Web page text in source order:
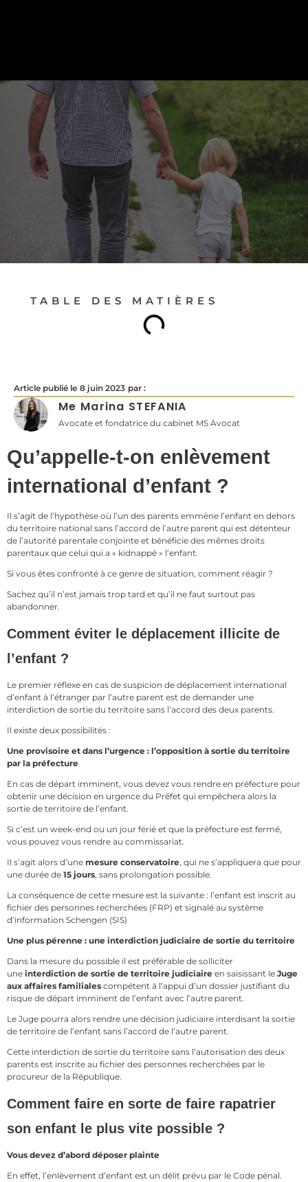
Article publié le 8 juin 2023 par :
Me Marina STEFANIA
Avocate et fondatrice du cabinet MS Avocat
Qu’appelle-t-on enlèvement
international d’enfant ?
Il s’agit de l’hypothèse où l’un des parents emmène l’enfant en dehors
du territoire national sans l’accord de l’autre parent qui est détenteur
de l’autorité parentale conjointe et bénéficie des mêmes droits
parentaux que celui qui a « kidnappé » l’enfant.
Si vous êtes confronté à ce genre de situation, comment réagir ?
Sachez qu’il n’est jamais trop tard et qu’il ne faut surtout pas
abandonner.
Comment éviter le déplacement illicite de
l’enfant ?
Le premier réflexe en cas de suspicion de déplacement international
d’enfant à l’étranger par l’autre parent est de demander une
interdiction de sortie du territoire sans l’accord des deux parents.
Il existe deux possibilités :
Une provisoire et dans l’urgence : l’opposition à sortie du territoire
par la préfecture
En cas de départ imminent, vous devez vous rendre en préfecture pour
obtenir une décision en urgence du Préfet qui empêchera alors la
sortie de territoire de l’enfant.
Si c’est un week-end ou un jour férié et que la préfecture est fermé,
vous pouvez vous rendre au commissariat.
Il s’agit alors d’une mesure conservatoire, qui ne s’appliquera que pour
une durée de 15 jours, sans prolongation possible.
La conséquence de cette mesure est la suivante : l’enfant est inscrit au
fichier des personnes recherchées (FRP) et signalé au système
d’information Schengen (SIS)
Une plus pérenne : une interdiction judiciaire de sortie du territoire
Dans la mesure du possible il est préférable de solliciter
une interdiction de sortie de territoire judiciaire en saisissant le Juge
aux affaires familiales compétent à l’appui d’un dossier justifiant du
risque de départ imminent de l’enfant avec l’autre parent.
Le Juge pourra alors rendre une décision judiciaire interdisant la sortie
de territoire de l’enfant sans l’accord de l’autre parent.
Cette interdiction de sortie du territoire sans l’autorisation des deux
parents est inscrite au fichier des personnes recherchées par le
procureur de la République.
Comment faire en sorte de faire rapatrier
son enfant le plus vite possible ?
Vous devez d’abord déposer plainte
En effet, l’enlèvement d’enfant est un délit prévu par le Code pénal.
TABLE DES MATIÈRES